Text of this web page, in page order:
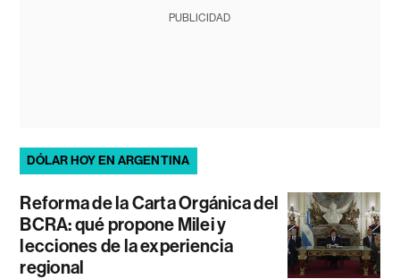
PUBLICIDAD
DÓLAR HOY EN ARGENTINA
Reforma de la Carta Orgánica del
BCRA: qué propone Milei y
lecciones de la experiencia
regional